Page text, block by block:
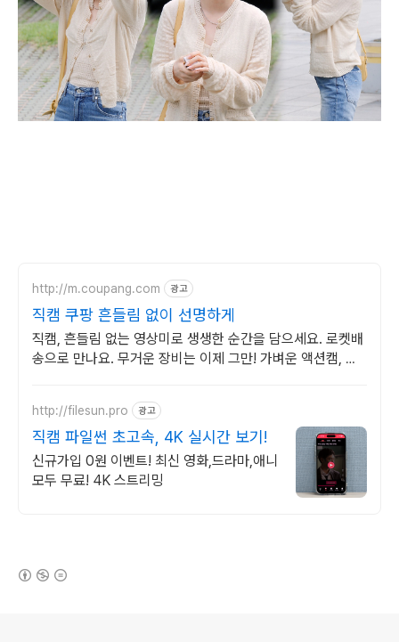
http://m.coupang.com 광고
직캠 쿠팡 흔들림 없이 선명하게
직캠, 흔들림 없는 영상미로 생생한 순간을 담으세요. 로켓배
송으로 만나요. 무거운 장비는 이제 그만! 가벼운 액션캠, 자
http://filesun.pro 광고
직캠 파일썬 초고속, 4K 실시간 보기!
신규가입 0원 이벤트! 최신 영화,드라마,애니
모두 무료! 4K 스트리밍